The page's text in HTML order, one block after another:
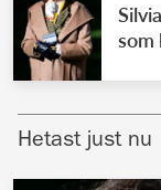
som
Hetast just nu